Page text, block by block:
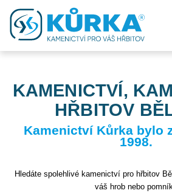
KAMENICTVÍ,
HŘBITOV
Kamenictví Kůrka bylo
1998.
Hledáte spolehlivé kamenictví pro hřbitov
váš hrob nebo